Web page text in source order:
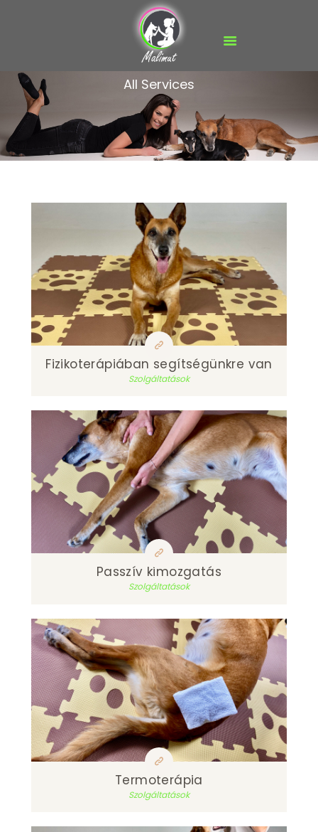
All Services
FŐOLDAL
MALIMUT VIDEÓK
FIZIOTERÁPIA
TERMÉKEK
MÉDIA
KAPCSOLAT
Fizikoterápiában segítségünkre van
Szolgáltatások
Passzív kimozgatás
Szolgáltatások
Termoterápia
Szolgáltatások